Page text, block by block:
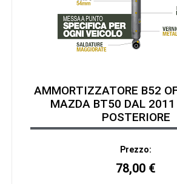
AMMORTIZZATORE B52
MAZDA BT50 DAL
POSTERIORE
Prezzo:
78,00 €